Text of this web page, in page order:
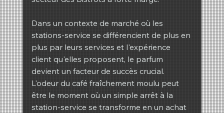
Dans un contexte de marché où les
stations-service se différencient de plus en
plus par leurs services et l'expérience
client qu'elles proposent, le parfum
devient un facteur de succès crucial.
L'odeur du café fraîchement moulu peut
être le moment où un simple arrêt à la
station-service se transforme en un achat